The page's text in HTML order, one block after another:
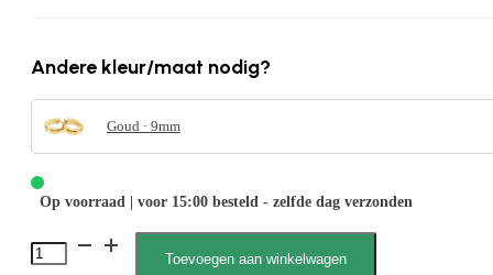
Andere kleur/maat nodig?
Goud · 9mm
Op voorraad | voor 15:00 besteld - zelfde dag verzonden
Jinthe
Toevoegen aan winkelwagen